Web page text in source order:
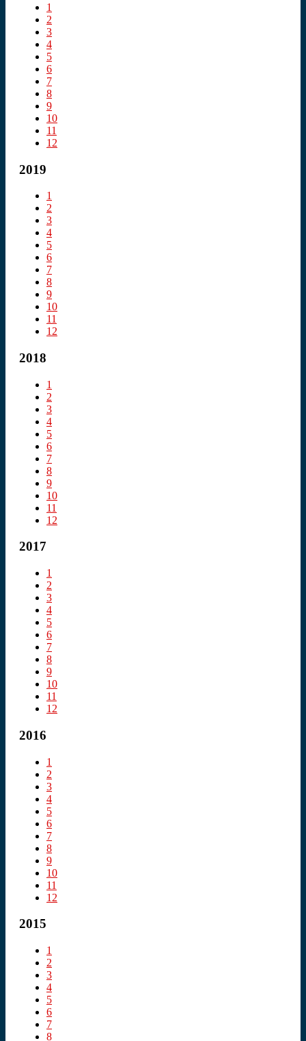
1
2
3
4
5
6
7
8
9
10
11
12
2019
1
2
3
4
5
6
7
8
9
10
11
12
2018
1
2
3
4
5
6
7
8
9
10
11
12
2017
1
2
3
4
5
6
7
8
9
10
11
12
2016
1
2
3
4
5
6
7
8
9
10
11
12
2015
1
2
3
4
5
6
7
8